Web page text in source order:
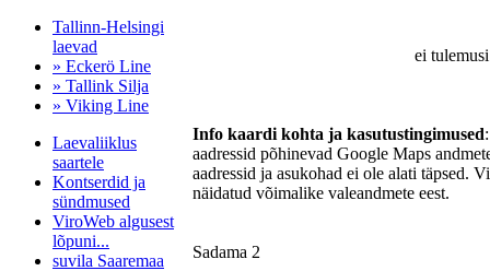
Tallinn-Helsingi
laevad
» Eckerö Line
» Tallink Silja
» Viking Line
Laevaliiklus
saartele
Kontserdid ja
sündmused
ViroWeb algusest
lõpuni...
suvila Saaremaa
ei
Info kaardi kohta ja kasutustingimused
aadressid põhinevad Google Maps
aadressid ja asukohad ei ole alati täpsed.
näidatud võimalike valeandmete eest.
Sadama 2